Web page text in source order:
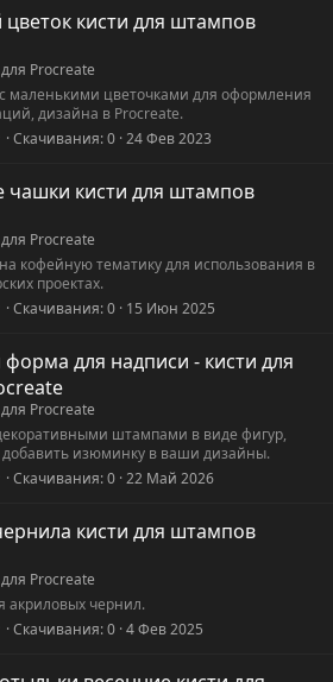
кисти для штампов
Procreate
маленькими цветочками для оформления
дизайна в Procreate.
0
0
з
ё
з
д
Скачивания 0 24 Фев 2023
чашки кисти для штампов
Procreate
кофейную тематику для использования в
проектах.
0
0
з
в
ё
з
д
Скачивания 0 15 Июн 2025
форма для надписи - кисти для
Procreate
штампами в виде фигур,
изюминку в ваши дизайны.
0
0
з
ё
з
д
Скачивания 0 22 Май 2026
кисти для штампов
Procreate
акриловых чернил.
0Скачивания 0 4 Фев 2025